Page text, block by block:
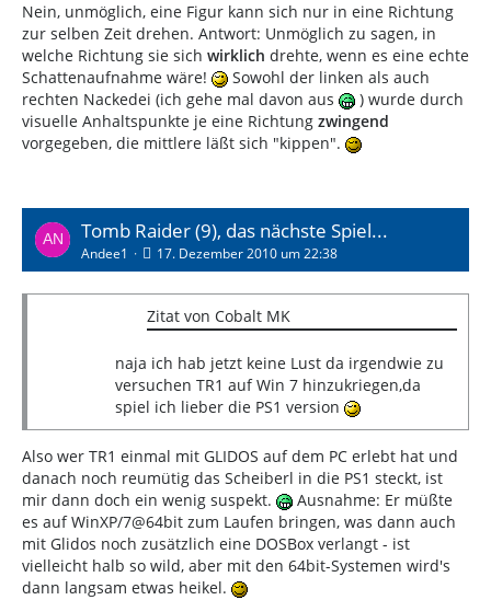
Nein, unmöglich, eine Figur kann sich nur in eine Richtung
zur selben Zeit drehen. Antwort: Unmöglich zu sagen, in
welche Richtung sie sich wirklich drehte, wenn es eine echte
Schattenaufnahme wäre!
Sowohl der linken als auch
rechten Nackedei (ich gehe mal davon aus
) wurde durch
visuelle Anhaltspunkte je eine Richtung zwingend
vorgegeben, die mittlere läßt sich "kippen".
Tomb Raider (9), das nächste Spiel...
Andee1 17. Dezember 2010 um 22:38
Zitat von Cobalt MK
naja ich hab jetzt keine Lust da irgendwie zu
versuchen TR1 auf Win 7 hinzukriegen,da
spiel ich lieber die PS1 version
Also wer TR1 einmal mit GLIDOS auf dem PC erlebt hat und
danach noch reumütig das Scheiberl in die PS1 steckt, ist
mir dann doch ein wenig suspekt.
Ausnahme: Er müßte
es auf WinXP/7@64bit zum Laufen bringen, was dann auch
mit Glidos noch zusätzlich eine DOSBox verlangt - ist
vielleicht halb so wild, aber mit den 64bit-Systemen wird's
dann langsam etwas heikel.